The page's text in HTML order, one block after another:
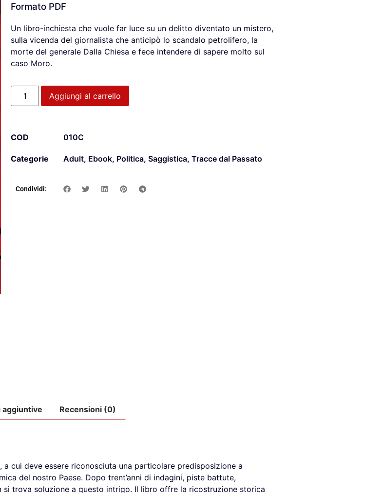
Formato PDF
Un libro-inchiesta che vuole far luce su un delitto diventato un mistero,
sulla vicenda del giornalista che anticipò lo scandalo petrolifero, la
morte del generale Dalla Chiesa e fece intendere di sapere molto sul
caso Moro.
Aggiungi al carrello
COD 010C
Categorie Adult, Ebook, Politica, Saggistica, Tracce dal Passato
Condividi:
aggiuntive Recensioni (0)
cui deve essere riconosciuta una particolare predisposizione a
del nostro Paese. Dopo trent’anni di indagini, piste battute,
trova soluzione a questo intrigo. Il libro offre la ricostruzione storica